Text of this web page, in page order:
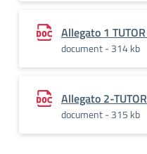
Allegato 1
document - 314 kb
Allegato 2-
document - 315 kb